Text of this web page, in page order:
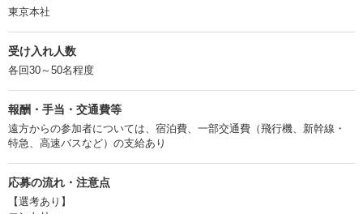
東京本社
受け入れ人数
各回30～50名程度
報酬・手当・交通費等
遠方からの参加者については、宿泊費、一部交通費（飛行機、新幹線・
特急、高速バスなど）の支給あり
応募の流れ・注意点
【選考あり】